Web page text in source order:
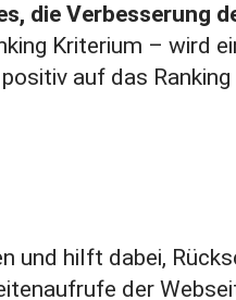
die Verbesserung
Kriterium – wird
auf das Ranking
und hilft dabei,
der